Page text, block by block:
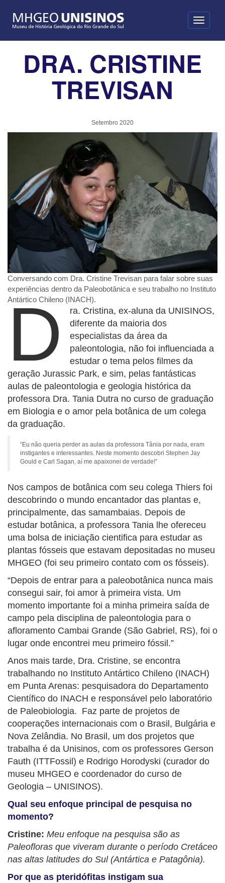
Toggle
DRA. CRISTINE
TREVISAN
Setembro 2020
Conversando com Dra. Cristine Trevisan para falar sobre suas
experiências dentro da Paleobotânica e seu trabalho no Instituto
Antártico Chileno (INACH).
D
ra. Cristina, ex-aluna da UNISINOS,
diferente da maioria dos
especialistas da área da
paleontologia, não foi influenciada a
estudar o tema pelos filmes da
geração Jurassic Park, e sim, pelas fantásticas
aulas de paleontologia e geologia histórica da
professora Dra. Tania Dutra no curso de graduação
em Biologia e o amor pela botânica de um colega
da graduação.
“Eu não queria perder as aulas da professora Tânia por nada, eram
instigantes e interessantes. Neste momento descobri Stephen Jay
Gould e Carl Sagan, aí me apaixonei de verdade!”
Nos campos de botânica com seu colega Thiers foi
descobrindo o mundo encantador das plantas e,
principalmente, das samambaias. Depois de
estudar botânica, a professora Tania lhe ofereceu
uma bolsa de iniciação cientifica para estudar as
plantas fósseis que estavam depositadas no museu
MHGEO (foi seu primeiro contato com os fósseis).
“Depois de entrar para a paleobotânica nunca mais
consegui sair, foi amor à primeira vista. Um
momento importante foi a minha primeira saída de
campo pela disciplina de paleontologia para o
afloramento Cambai Grande (São Gabriel, RS), foi o
lugar onde encontrei meu primeiro fóssil.”
Anos mais tarde, Dra. Cristine, se encontra
trabalhando no Instituto Antártico Chileno (INACH)
em Punta Arenas: pesquisadora do Departamento
Científico do INACH e responsável pelo laboratório
de Paleobiologia. Faz parte de projetos de
cooperações internacionais com o Brasil, Bulgária e
Nova Zelândia. No Brasil, um dos projetos que
trabalha é da Unisinos, com os professores Gerson
Fauth (ITTFossil) e Rodrigo Horodyski (curador do
museu MHGEO e coordenador do curso de
Geologia – UNISINOS).
Qual seu enfoque principal de pesquisa no
momento?
Cristine: Meu enfoque na pesquisa são as
Paleofloras que viveram durante o período Cretáceo
nas altas latitudes do Sul (Antártica e Patagônia).
Por que as pteridófitas instigam sua